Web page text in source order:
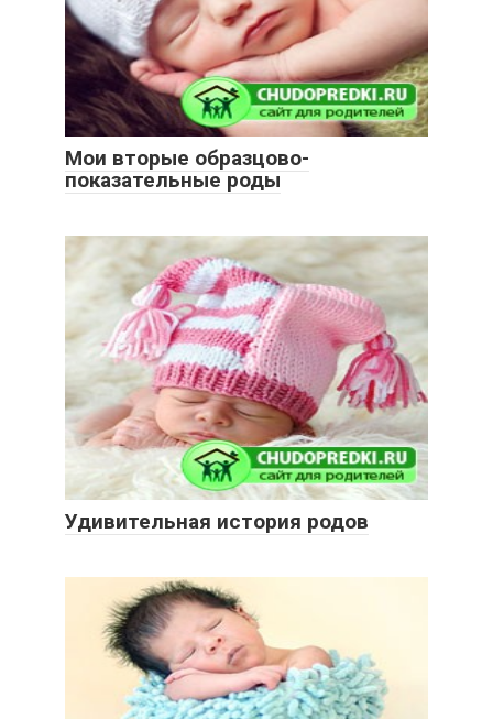
Мои вторые образцово-
показательные роды
Удивительная история родов